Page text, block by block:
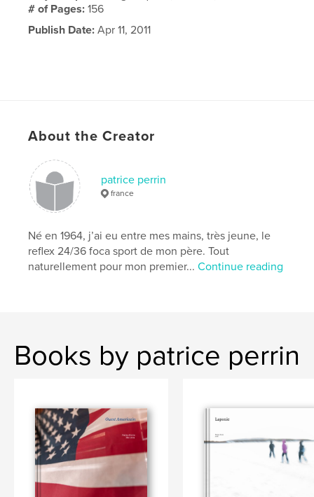
# of Pages:156
Publish Date: Apr 11, 2011
About the Creator
patrice perrin
france
Né en 1964, j’ai eu entre mes mains, très jeune, le
reflex 24/36 foca sport de mon père. Tout
naturellement pour mon premier...Continue reading
Books by patrice perrin